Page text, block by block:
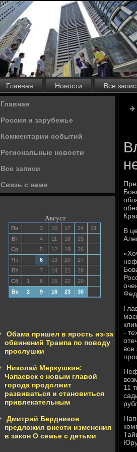
Главная Новости Все
Главная
Россия и зарубежье
Комментарии событий
Региональные новости
Все записи
Связь с нами
Август
Пн 3 10 17 24
31
Вт
4 11 18
25
Ср
5 12 19
26
Чт
6 13 20
27
Пт
7 14 21
28
Сб
1 8 15 22
29
Вс
2 9 16 23 30
Обама пришел в ярость из-за
обвинений Трампа по поводу
прослушки
Николай Меркушкин:
Чапаевск с новым главой
города продолжит
развиваться и становиться
привлекательным
Дмитрий Бердников
предложил внести изменения
в закон О семье с детьми
В
-
11